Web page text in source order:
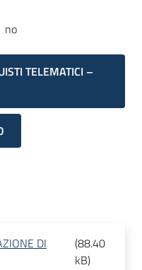
no
TELEMATICI –
DI
(88.40
kB)